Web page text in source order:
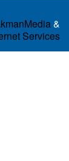
&
Services